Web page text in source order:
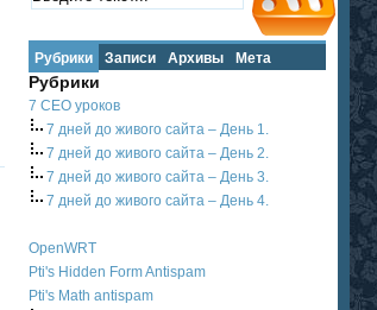
Рубрики Записи Архивы Мета
Рубрики
7 СЕО уроков
7 дней до живого сайта – День 1.
7 дней до живого сайта – День 2.
7 дней до живого сайта – День 3.
7 дней до живого сайта – День 4.
OpenWRT
Pti's Hidden Form Antispam
Pti's Math antispam